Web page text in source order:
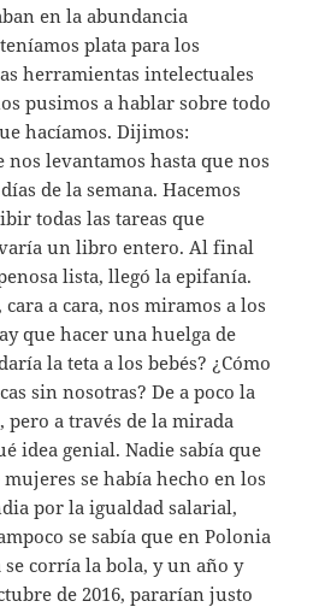
en la abundancia
plata para los
herramientas intelectuales
pusimos a hablar sobre todo
hacíamos. Dijimos:
nos levantamos hasta que nos
de la semana. Hacemos
todas las tareas que
un libro entero. Al final
lista, llegó la epifanía.
a cara, nos miramos a los
que hacer una huelga de
la teta a los bebés? ¿Cómo
sin nosotras? De a poco la
pero a través de la mirada
idea genial. Nadie sabía que
se había hecho en los
por la igualdad salarial,
se sabía que en Polonia
se corría la bola, y un año y
de 2016, pararían justo